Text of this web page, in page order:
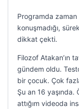
Programda zaman
konuşmadığı,
dikkat çekti.
Filozof Atakan’ın
gündem oldu.
bir çocuk. Çok
Şu an 16
attığım videoda